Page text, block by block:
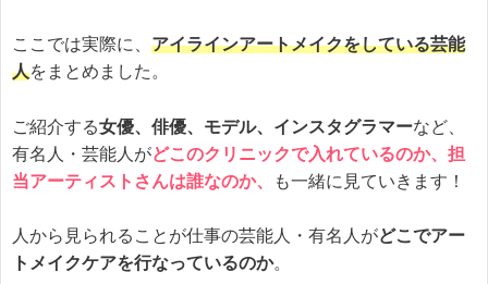
ここでは実際に、 アイラインアートメイクをしている芸能
人をまとめました。
ご紹介する女優、俳優、モデル、インスタグラマーなど、
有名人・芸能人がどこのクリニックで入れているのか、担
当アーティストさんは誰なのか、
も一緒に見ていきます！
人から見られることが仕事の芸能人・有名人がどこでアー
トメイクケアを行なっているのか。